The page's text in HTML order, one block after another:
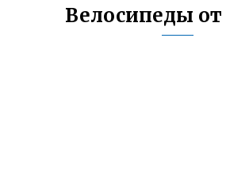
Велосипеды